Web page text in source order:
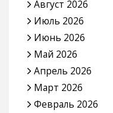
Август 2026
Июль 2026
Июнь 2026
Май 2026
Апрель 2026
Март 2026
Февраль 2026